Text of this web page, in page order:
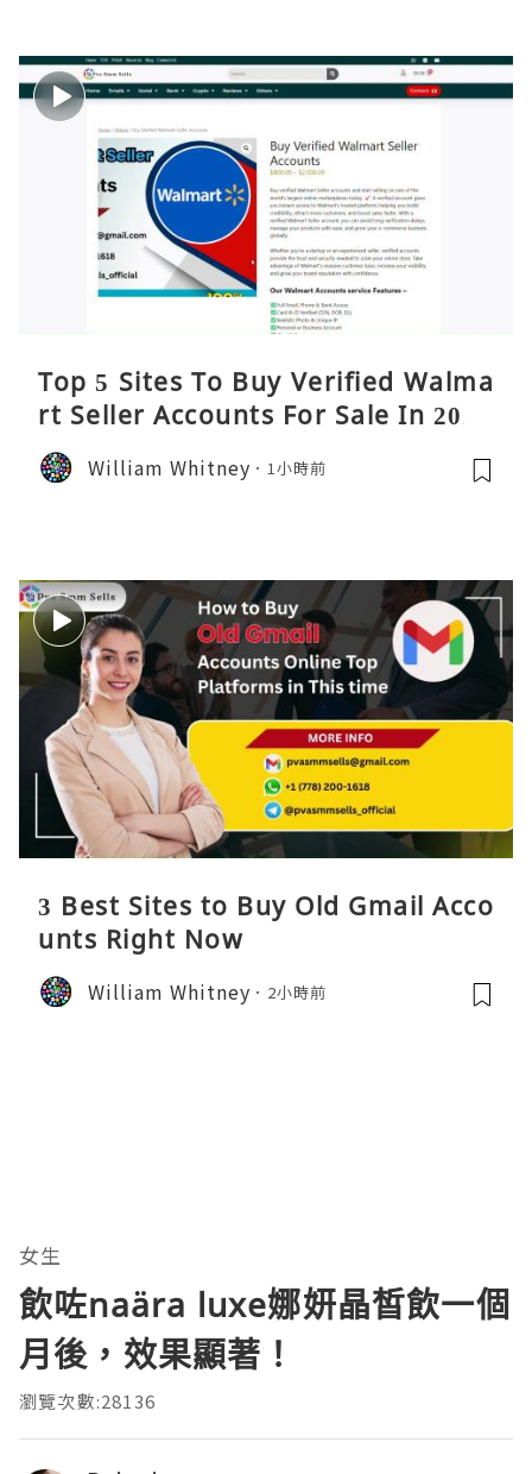
Top 5 Sites To Buy Verified Walma
rt Seller Accounts For Sale In 2026
William Whitney 1小時前
3 Best Sites to Buy Old Gmail Acco
unts Right Now
William Whitney 2小時前
女生
飲咗naära luxe娜妍晶皙飲一個
月後，效果顯著！
瀏覽次數:28136